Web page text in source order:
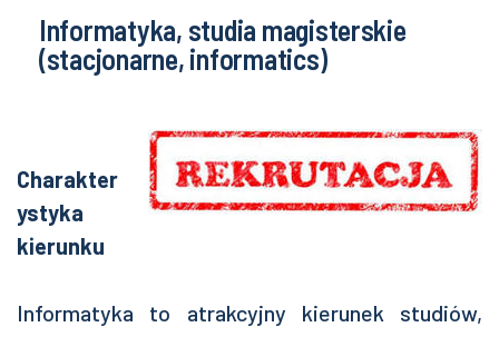
Informatyka, studia magisterskie
(stacjonarne, informatics)
Charakter
ystyka
kierunku
Informatyka to atrakcyjny kierunek studiów,